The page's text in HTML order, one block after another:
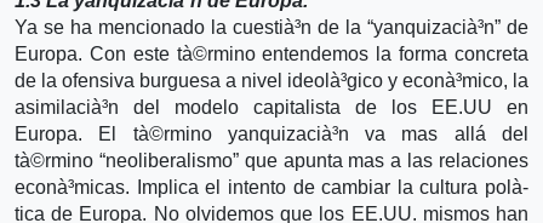
Ya se ha mencionado la cuestià³n de la “yanquizacià³n” de
Europa. Con este tà©rmino entendemos la forma concreta
de la ofensiva burguesa a nivel ideolà³gico y econà³mico, la
asimilacià³n del modelo capitalista de los EE.UU en
Europa. El tà©rmino yanquizacià³n va mas allá del
tà©rmino “neoliberalismo” que apunta mas a las relaciones
econà³micas. Implica el intento de cambiar la cultura polà­
tica de Europa. No olvidemos que los EE.UU. mismos han